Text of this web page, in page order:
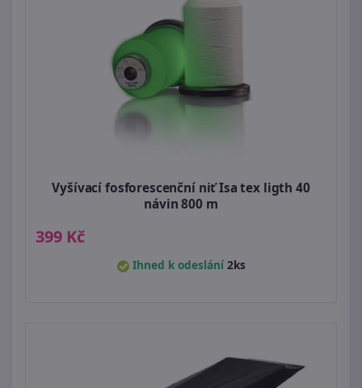
Vyšívací fosforescenční niť Isa tex ligth 40
návin 800 m
399 Kč
Ihned k odeslání2ks